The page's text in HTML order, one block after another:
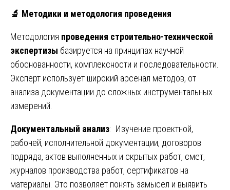
🔬 Методики и методология проведения
Методология проведения строительно-технической
экспертизы базируется на принципах научной
обоснованности, комплексности и последовательности.
Эксперт использует широкий арсенал методов, от
анализа документации до сложных инструментальных
измерений.
Документальный анализ: Изучение проектной,
рабочей, исполнительной документации, договоров
подряда, актов выполненных и скрытых работ, смет,
журналов производства работ, сертификатов на
материалы. Это позволяет понять замысел и выявить